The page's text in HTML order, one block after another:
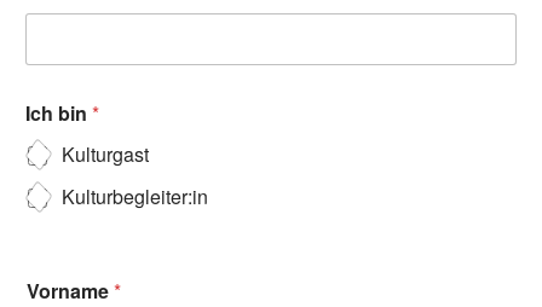
Ich bin *
Kulturgast
Kulturbegleiter:in
Vorname*